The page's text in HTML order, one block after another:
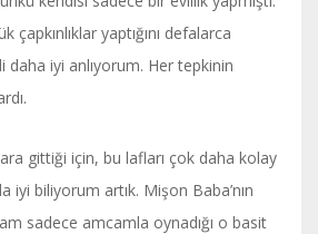
çapkınlıklar yaptığını defalarca
daha iyi anlıyorum. Her tepkinin
gittiği için, bu lafları çok daha kolay
iyi biliyorum artık. Mişon Baba’nın
sadece amcamla oynadığı o basit